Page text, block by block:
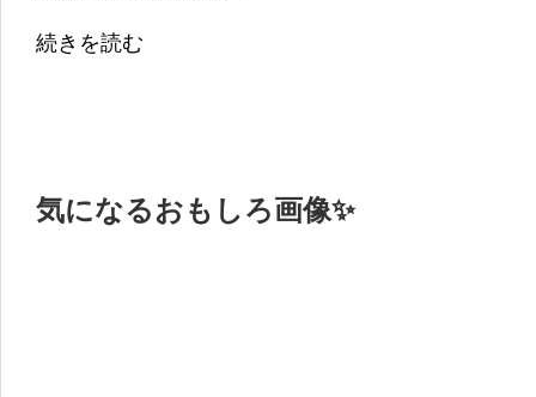
続きを読む
気になるおもしろ画像✨